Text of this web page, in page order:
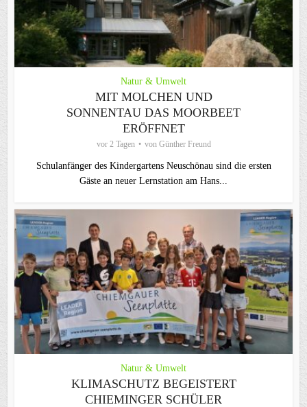
Natur & Umwelt
MIT MOLCHEN UND
SONNENTAU DAS MOORBEET
ERÖFFNET
vor 2 Tagen von Günther Freund
Schulanfänger des Kindergartens Neuschönau sind die ersten
Gäste an neuer Lernstation am Hans...
Natur & Umwelt
KLIMASCHUTZ BEGEISTERT
CHIEMINGER SCHÜLER